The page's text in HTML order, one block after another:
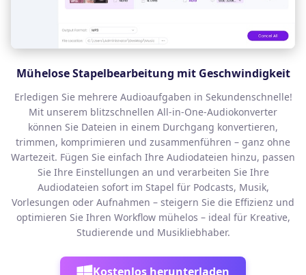
Mühelose Stapelbearbeitung mit Geschwindigkeit
Erledigen Sie mehrere Audioaufgaben in Sekundenschnelle!
Mit unserem blitzschnellen All-in-One-Audiokonverter
können Sie Dateien in einem Durchgang konvertieren,
trimmen, komprimieren und zusammenführen – ganz ohne
Wartezeit. Fügen Sie einfach Ihre Audiodateien hinzu, passen
Sie Ihre Einstellungen an und verarbeiten Sie Ihre
Audiodateien sofort im Stapel für Podcasts, Musik,
Vorlesungen oder Aufnahmen – steigern Sie die Effizienz und
optimieren Sie Ihren Workflow mühelos – ideal für Kreative,
Studierende und Musikliebhaber.
Kostenlos herunterladen